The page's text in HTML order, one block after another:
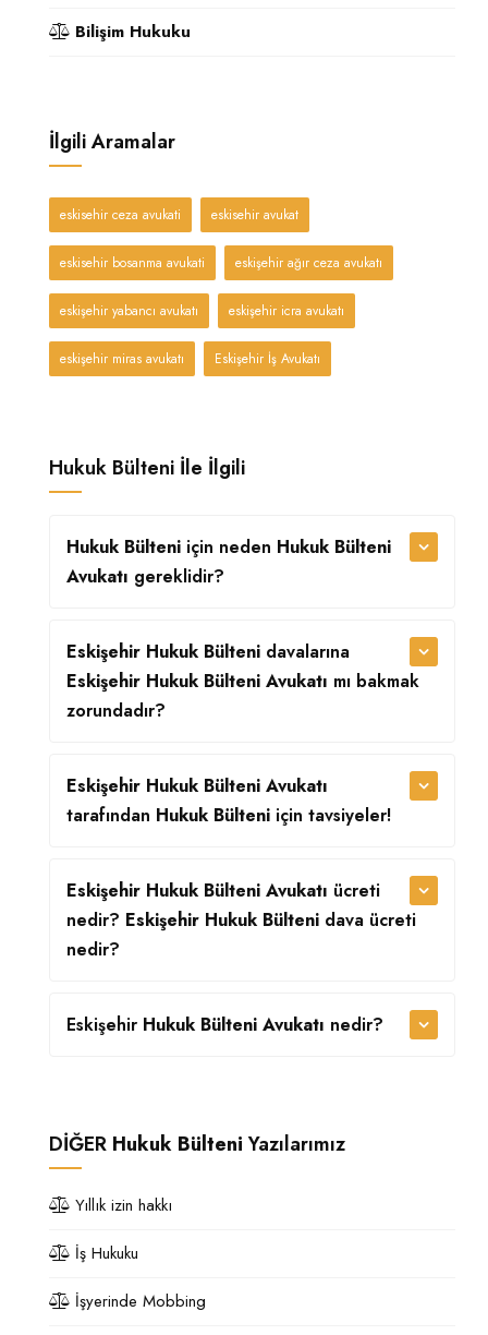
Bilişim Hukuku
İlgili Aramalar
eskisehir ceza avukati eskisehir avukat
eskisehir bosanma avukati eskişehir ağır ceza avukatı
eskişehir yabancı avukatı eskişehir icra avukatı
eskişehir miras avukatı Eskişehir İş Avukatı
Hukuk Bülteni İle İlgili
Hukuk Bülteni için neden Hukuk Bülteni
Avukatı gereklidir?
Eskişehir Hukuk Bülteni davalarına
Eskişehir Hukuk Bülteni Avukatı mı bakmak
zorundadır?
Eskişehir Hukuk Bülteni Avukatı
tarafından Hukuk Bülteni için tavsiyeler!
Eskişehir Hukuk Bülteni Avukatı ücreti
nedir? Eskişehir Hukuk Bülteni dava ücreti
nedir?
Eskişehir Hukuk Bülteni Avukatı nedir?
DİĞER Hukuk BülteniYazılarımız
Yıllık izin hakkı
İş Hukuku
İşyerinde Mobbing